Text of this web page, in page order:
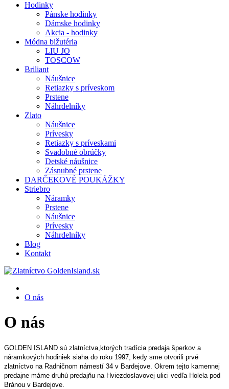
Hodinky
Pánske hodinky
Dámske hodinky
Akcia - hodinky
Módna bižutéria
LIU JO
TOSCOW
Briliant
Náušnice
Retiazky s príveskom
Prstene
Náhrdelníky
Zlato
Náušnice
Prívesky
Retiazky s príveskami
Svadobné obrúčky
Detské náušnice
Zásnubné prstene
DARČEKOVÉ POUKÁŽKY
Striebro
Náramky
Prstene
Náušnice
Prívesky
Náhrdelníky
Blog
Kontakt
O nás
O nás
GOLDEN ISLAND sú zlatníctva,ktorých tradícia predaja šperkov a
náramkových hodiniek siaha do roku 1997, kedy sme otvorili prvé
zlatníctvo na Radničnom námestí 34 v Bardejove. Okrem tejto kamennej
predajne máme druhú predajňu na Hviezdoslavovej ulici vedľa Holela pod
Bránou v Bardejove.